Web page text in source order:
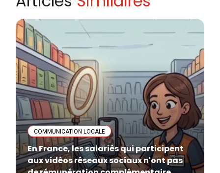
COMMUNICATION LOCALE
En France, les salariés qui participent
aux vidéos réseaux sociaux n'ont pas